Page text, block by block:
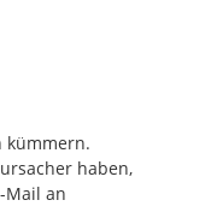
kümmern.
haben,